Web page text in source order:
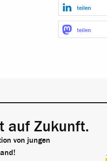
teilen
teilen
auf Zukunft.
von jungen